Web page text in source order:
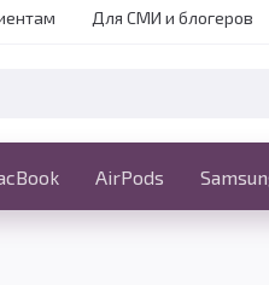
Для СМИ и блогеров
AirPods
MacBook Ещё